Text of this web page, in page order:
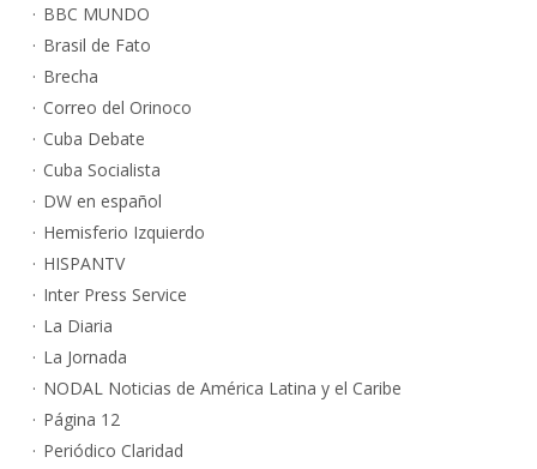
BBC MUNDO
Brasil de Fato
Brecha
Correo del Orinoco
Cuba Debate
Cuba Socialista
DW en español
Hemisferio Izquierdo
HISPANTV
Inter Press Service
La Diaria
La Jornada
NODAL Noticias de América Latina y el Caribe
Página 12
Periódico Claridad